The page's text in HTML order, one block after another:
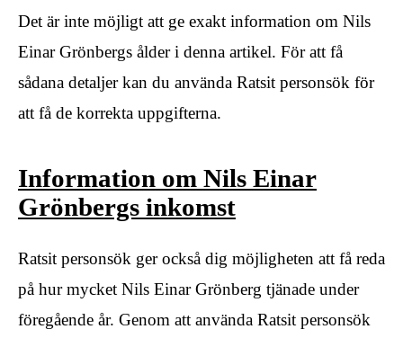
Det är inte möjligt att ge exakt information om Nils
Einar Grönbergs ålder i denna artikel. För att få
sådana detaljer kan du använda Ratsit personsök för
att få de korrekta uppgifterna.
Information om Nils Einar
Grönbergs inkomst
Ratsit personsök ger också dig möjligheten att få reda
på hur mycket Nils Einar Grönberg tjänade under
föregående år. Genom att använda Ratsit personsök